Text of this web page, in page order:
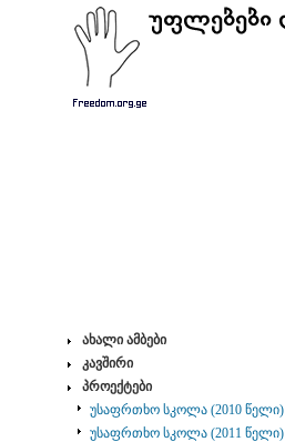
ახალი ამბები
კავშირი
პროექტები
უსაფრთხო სკოლა (2010 წელი)
უსაფრთხო სკოლა (2011 წელი)